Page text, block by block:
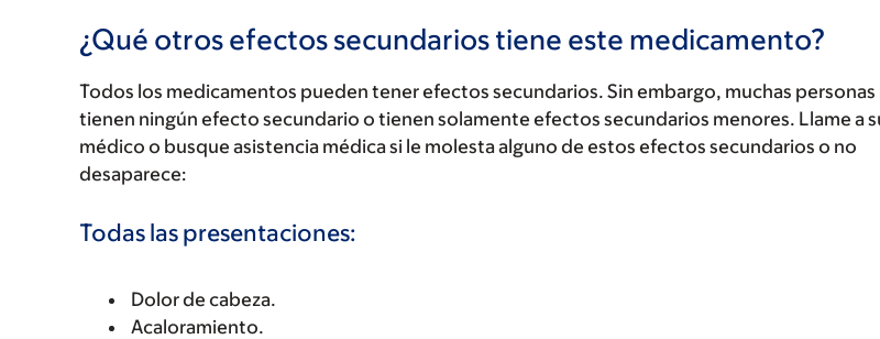
¿Qué otros efectos secundarios tiene este medicamento?
Todos los medicamentos pueden tener efectos secundarios. Sin embargo, muchas personas
tienen ningún efecto secundario o tienen solamente efectos secundarios menores. Llame a
médico o busque asistencia médica si le molesta alguno de estos efectos secundarios o no
desaparece:
Todas las presentaciones:
Dolor de cabeza.
Acaloramiento.